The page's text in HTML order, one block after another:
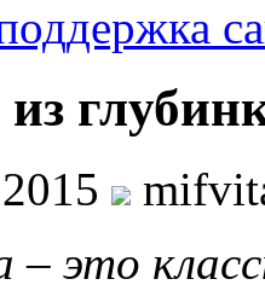
– это